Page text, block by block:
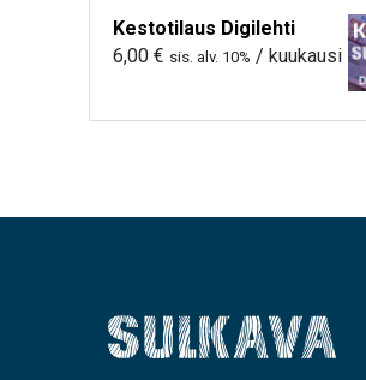
Kestotilaus Digilehti
6,00 € sis. alv. 10% / kuukausi